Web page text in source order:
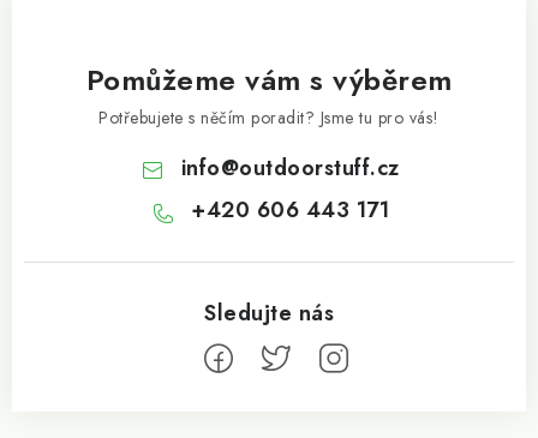
Pomůžeme vám s výběrem
Potřebujete s něčím poradit? Jsme tu pro vás!
info@outdoorstuff.cz
+420 606 443 171